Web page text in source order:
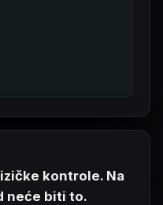
kontrole. Na
neće biti to.